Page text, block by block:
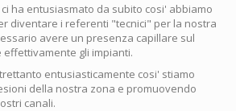
ha entusiasmato da subito cosi' abbiamo
diventare i referenti "tecnici" per la nostra
avere un presenza capillare sul
gli impianti.
entusiasticamente cosi' stiamo
della nostra zona e promuovendo
canali.